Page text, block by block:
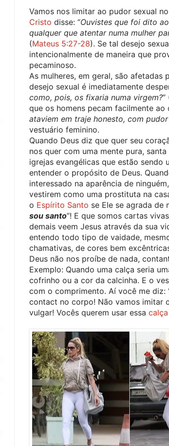
Vamos nos limitar ao pudor sexual
Cristo disse: “Ouvistes que foi dito
qualquer que atentar numa mulher
(Mateus 5:27-28). Se tal desejo
intencionalmente de maneira que
pecaminoso.
As mulheres, em geral, são
desejo sexual é imediatamente
como, pois, os fixaria numa virgem?”
que os homens pecam facilmente ao
ataviem em traje honesto, com
vestuário feminino.
Quando Deus diz que quer seu
nos quer com uma mente pura,
igrejas evangélicas que estão sendo
entender o propósito de Deus.
interessado na aparência de
vestirem como uma prostituta na
o Espírito Santo se Ele se agrada de
sou santo”! E que somos cartas
demais veem Jesus através da sua
entendo todo tipo de vaidade,
chamativas, de cores bem
Deus não nos proíbe de nada,
Exemplo: Quando uma calça seria
cofrinho ou a cor da calcinha. E o
com o comprimento. Aí você me diz:
contact no corpo! Não vamos imitar
vulgar! Vocês querem usar essa